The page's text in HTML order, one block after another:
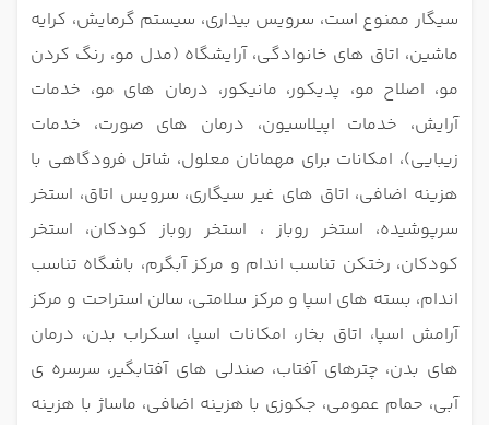
سیگار ممنوع است، سرویس بیداری، سیستم گرمایش، کرایه
ماشین، اتاق های خانوادگی، آرایشگاه (مدل مو، رنگ کردن
مو، اصلاح مو، پدیکور، مانیکور، درمان های مو، خدمات
آرایش، خدمات اپیلاسیون، درمان های صورت، خدمات
زیبایی)، امکانات برای مهمانان معلول، شاتل فرودگاهی با
هزینه اضافی، اتاق های غیر سیگاری، سرویس اتاق، استخر
سرپوشیده، استخر روباز ، استخر روباز کودکان، استخر
کودکان، رختکن تناسب اندام و مرکز آبگرم، باشگاه تناسب
اندام، بسته های اسپا و مرکز سلامتی، سالن استراحت و مرکز
آرامش اسپا، اتاق بخار، امکانات اسپا، اسکراب بدن، درمان
های بدن، چترهای آفتاب، صندلی های آفتابگیر، سرسره ی
آبی، حمام عمومی، جکوزی با هزینه اضافی، ماساژ با هزینه